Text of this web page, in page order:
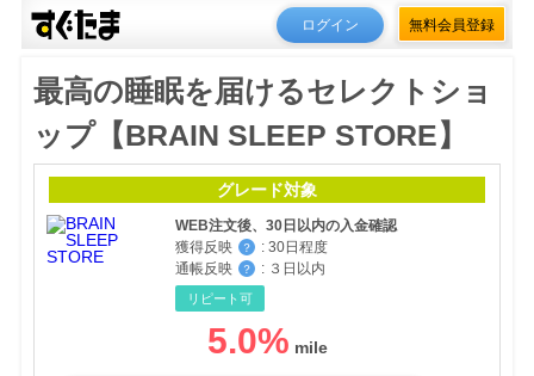
ログイン 無料会員登録
最高の睡眠を届けるセレクトショ
ップ【BRAIN SLEEP STORE】
グレード対象
WEB注文後、30日以内の入金確認
獲得反映
？ : 30日程度
通帳反映
？ : ３日以内
リピート可
5.0%